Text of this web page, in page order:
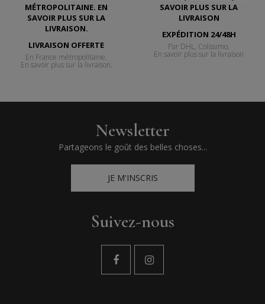
LIVRAISON OFFERTE
En France métropolitaine.
En savoir plus sur la livraison.
EXPÉDITION 24/48H
Par DHL, Colissimo,
En savoir plus sur la livraison
Newsletter
Partageons le goût des belles choses...
JE M'INSCRIS
Suivez-nous